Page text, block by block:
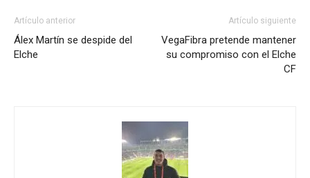
Artículo anterior
Álex Martín se despide del
Elche
Artículo siguiente
VegaFibra pretende mantener
su compromiso con el Elche
CF